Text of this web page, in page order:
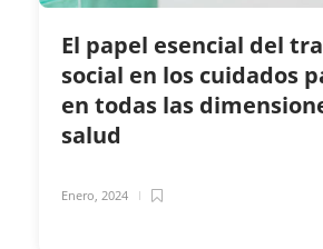
El papel esencial del
social en los cuidados
en todas las
salud
Enero, 2024